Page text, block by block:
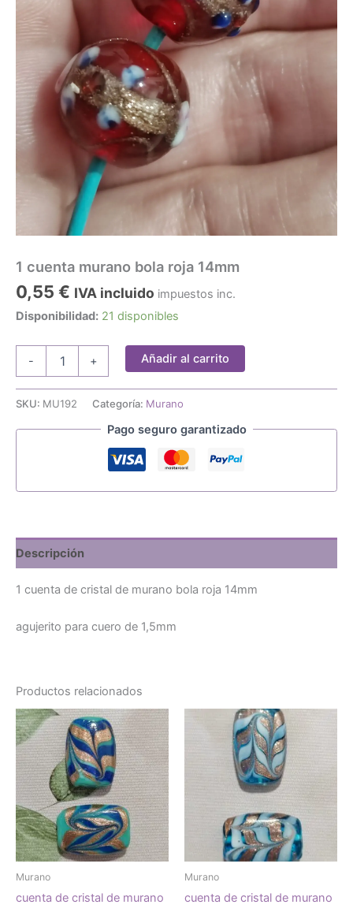
1 cuenta murano bola roja 14mm
0,55 € IVA incluido impuestos inc.
Disponibilidad: 21 disponibles
-
bola
14mm
+ Añadir al carrito
SKU: MU192 Categoría: Murano
Pago seguro garantizado
Descripción
1 cuenta de cristal de murano bola roja 14mm
agujerito para cuero de 1,5mm
Productos relacionados
Murano
cuenta de cristal de murano
Murano
cuenta de cristal de murano